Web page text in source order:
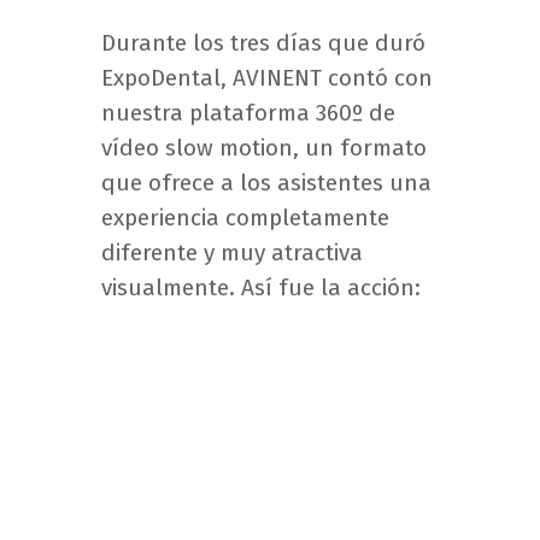
Durante los tres días que duró
ExpoDental, AVINENT contó con
nuestra plataforma 360º de
vídeo slow motion, un formato
que ofrece a los asistentes una
experiencia completamente
diferente y muy atractiva
visualmente. Así fue la acción: